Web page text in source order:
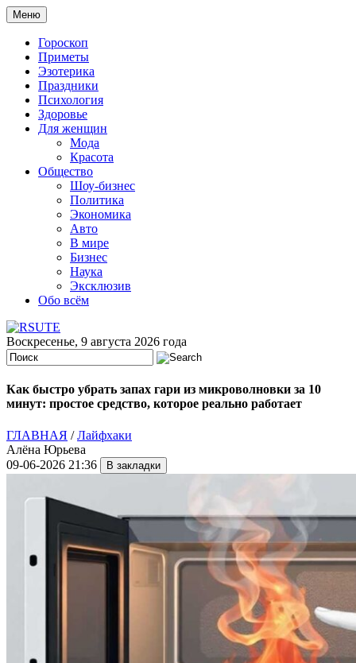
Меню
Гороскоп
Приметы
Эзотерика
Праздники
Психология
Здоровье
Для женщин
Мода
Красота
Общество
Шоу-бизнес
Политика
Экономика
Авто
В мире
Бизнес
Наука
Эксклюзив
Обо всём
Воскресенье, 9 августа 2026 года
Как быстро убрать запах гари из микроволновки за 10
минут: простое средство, которое реально работает
ГЛАВНАЯ /Лайфхаки
Алёна Юрьева
09-06-2026 21:36